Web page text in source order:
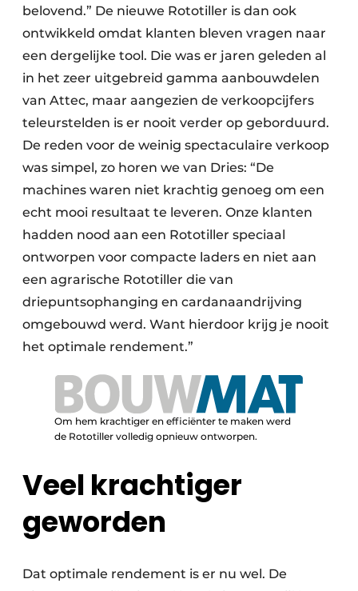
belovend.” De nieuwe Rototiller is dan ook
ontwikkeld omdat klanten bleven vragen naar
een dergelijke tool. Die was er jaren geleden al
in het zeer uitgebreid gamma aanbouwdelen
van Attec, maar aangezien de verkoopcijfers
teleurstelden is er nooit verder op geborduurd.
De reden voor de weinig spectaculaire verkoop
was simpel, zo horen we van Dries: “De
machines waren niet krachtig genoeg om een
echt mooi resultaat te leveren. Onze klanten
hadden nood aan een Rototiller speciaal
ontworpen voor compacte laders en niet aan
een agrarische Rototiller die van
driepuntsophanging en cardanaandrijving
omgebouwd werd. Want hierdoor krijg je nooit
het optimale rendement.”
Om hem krachtiger en efficiënter te maken werd
de Rototiller volledig opnieuw ontworpen.
Veel krachtiger
geworden
Dat optimale rendement is er nu wel. De